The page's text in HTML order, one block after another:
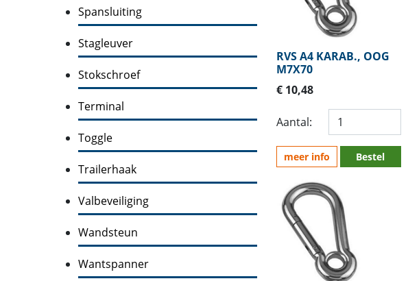
Spansluiting
Stagleuver
Stokschroef
Terminal
Toggle
Trailerhaak
Valbeveiliging
Wandsteun
Wantspanner
RVS A4 KARAB., OOG
M7X70
€ 10,48
Aantal:
meer info Bestel